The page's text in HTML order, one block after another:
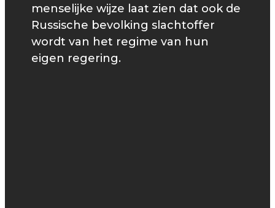
menselijke wijze laat zien dat ook de
Russische bevolking slachtoffer
wordt van het regime van hun
eigen regering.